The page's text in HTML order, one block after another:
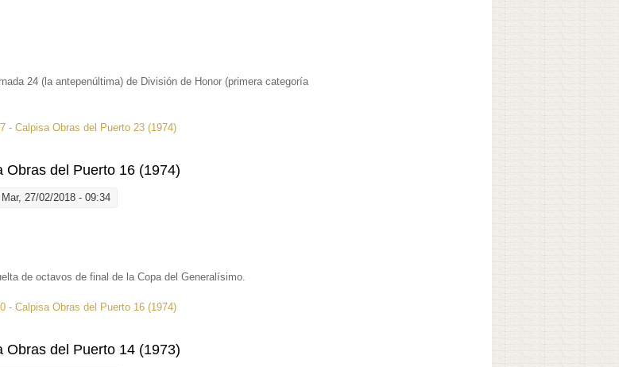
24 (la antepenúltima) de División de Honor (primera categoría
- Calpisa Obras del Puerto 23 (1974)
Obras del Puerto 16 (1974)
27/02/2018 - 09:34
de octavos de final de la Copa del Generalísimo.
- Calpisa Obras del Puerto 16 (1974)
Obras del Puerto 14 (1973)